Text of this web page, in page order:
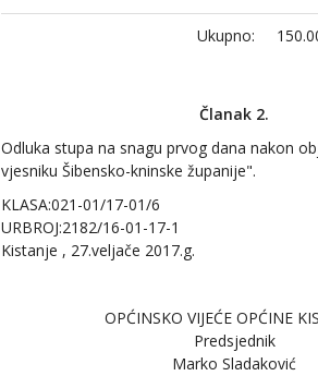
Ukupno:
Članak 2.
Odluka stupa na snagu prvog dana nakon
vjesniku Šibensko-kninske županije".
KLASA:021-01/17-01/6
URBROJ:2182/16-01-17-1
Kistanje , 27.veljače 2017.g.
OPĆINSKO VIJEĆE OPĆINE
Predsjednik
Marko Sladaković